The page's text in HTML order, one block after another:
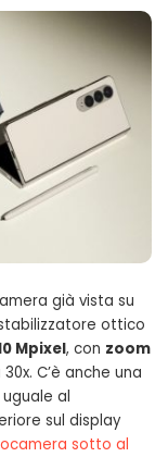
già vista su
ottico
Mpixel, con zoom
C’è anche una
uguale al
sul display
sotto al